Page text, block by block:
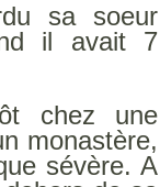
sa soeur
il avait 7
chez une
monastère,
sévère. A